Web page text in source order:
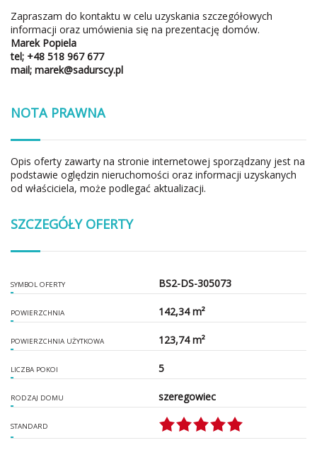
Zapraszam do kontaktu w celu uzyskania szczegółowych
informacji oraz umówienia się na prezentację domów.
Marek Popiela
tel; +48 518 967 677
mail; marek@sadurscy.pl
NOTA PRAWNA
Opis oferty zawarty na stronie internetowej sporządzany jest na
podstawie oględzin nieruchomości oraz informacji uzyskanych
od właściciela, może podlegać aktualizacji.
SZCZEGÓŁY OFERTY
SYMBOL OFERTY BS2-DS-305073
POWIERZCHNIA 142,34 m²
POWIERZCHNIA UŻYTKOWA 123,74 m²
LICZBA POKOI 5
RODZAJ DOMU szeregowiec
STANDARD